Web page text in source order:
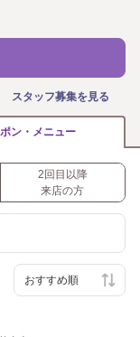
スタッフ募集を見る
ン・メニュー
2回目以降
来店の方